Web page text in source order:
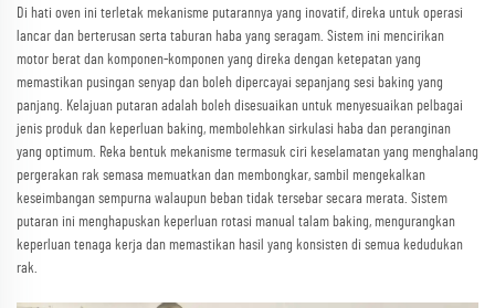
Di hati oven ini terletak mekanisme putarannya yang inovatif, direka untuk operasi
lancar dan berterusan serta taburan haba yang seragam. Sistem ini mencirikan
motor berat dan komponen-komponen yang direka dengan ketepatan yang
memastikan pusingan senyap dan boleh dipercayai sepanjang sesi baking yang
panjang. Kelajuan putaran adalah boleh disesuaikan untuk menyesuaikan pelbagai
jenis produk dan keperluan baking, membolehkan sirkulasi haba dan peranginan
yang optimum. Reka bentuk mekanisme termasuk ciri keselamatan yang menghalang
pergerakan rak semasa memuatkan dan membongkar, sambil mengekalkan
keseimbangan sempurna walaupun beban tidak tersebar secara merata. Sistem
putaran ini menghapuskan keperluan rotasi manual talam baking, mengurangkan
keperluan tenaga kerja dan memastikan hasil yang konsisten di semua kedudukan
rak.